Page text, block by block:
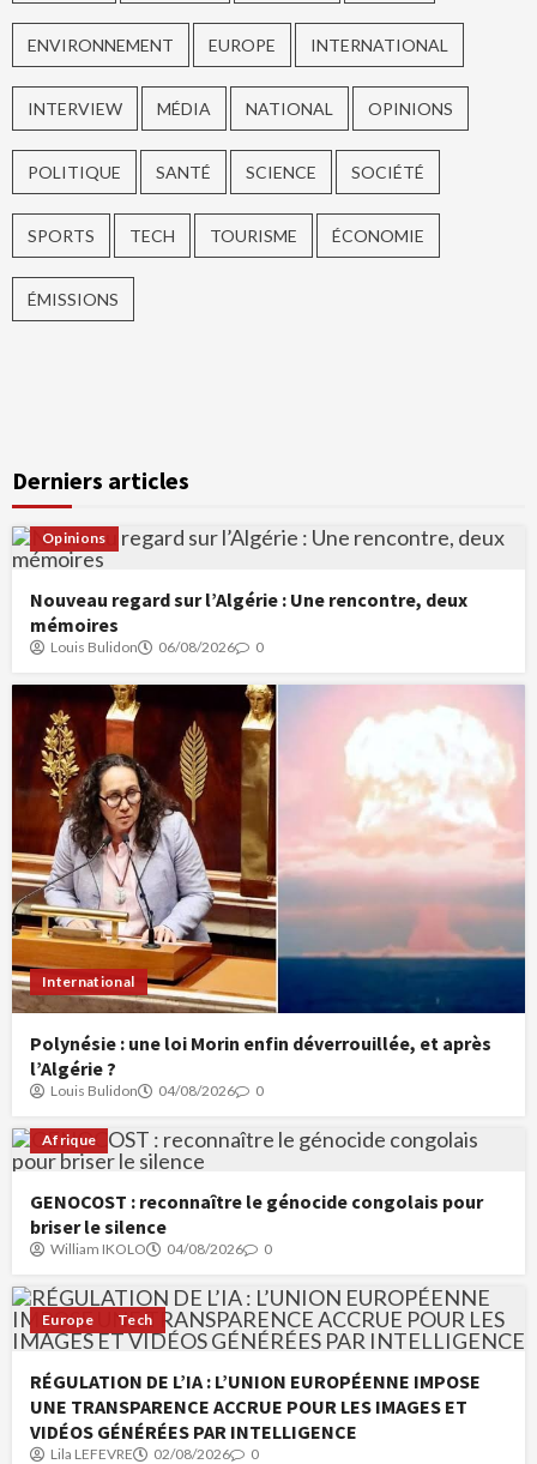
ENVIRONNEMENT EUROPE INTERNATIONAL
INTERVIEW MÉDIA NATIONAL OPINIONS
POLITIQUE SANTÉ SCIENCE SOCIÉTÉ
SPORTS TECH TOURISME ÉCONOMIE
ÉMISSIONS
Derniers articles
Opinions
Nouveau regard sur l’Algérie : Une rencontre, deux
mémoires
Louis Bulidon 06/08/2026 0
International
Polynésie : une loi Morin enfin déverrouillée, et après
l’Algérie ?
Louis Bulidon 04/08/2026 0
Afrique
GENOCOST : reconnaître le génocide congolais pour
briser le silence
William IKOLO 04/08/2026 0
Europe Tech
RÉGULATION DE L’IA : L’UNION EUROPÉENNE IMPOSE
UNE TRANSPARENCE ACCRUE POUR LES IMAGES ET
VIDÉOS GÉNÉRÉES PAR INTELLIGENCE
Lila LEFEVRE 02/08/2026 0